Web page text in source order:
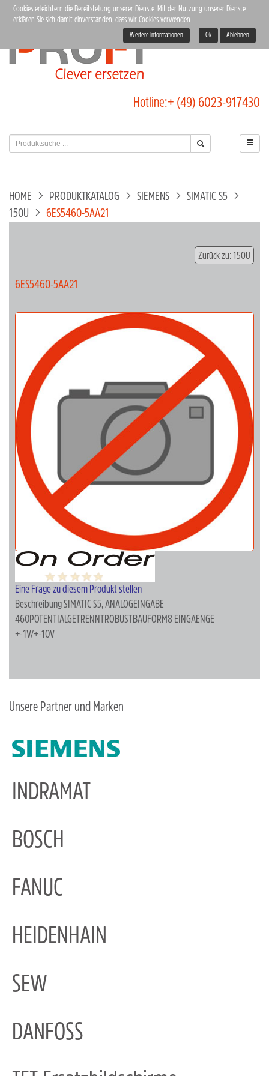
Hotline:+ (49) 6023-917430
HOME PRODUKTKATALOG SIEMENS
SIMATIC S5
150U
6ES5460-5AA21
Zurück zu: 150U
6ES5460-5AA21
Eine Frage zu diesem Produkt stellen
BeschreibungSIMATIC S5, ANALOGEINGABE
460POTENTIALGETRENNTROBUSTBAUFORM8 EINGAENGE
+-1V/+-10V
Unsere Partner und Marken
INDRAMAT
BOSCH
FANUC
HEIDENHAIN
SEW
DANFOSS
Cookies erleichtern die Bereitstellung unserer Dienste. Mit der Nutzung unserer Dienste
erklären Sie sich damit einverstanden, dass wir Cookies verwenden.
Weitere Informationen Ok Ablehnen